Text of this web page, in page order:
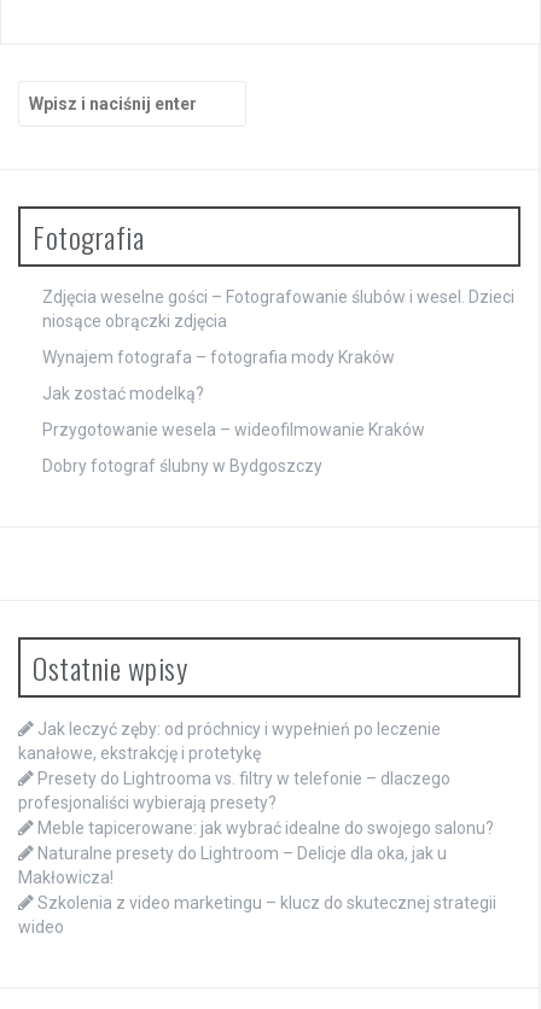
Fotografia
Zdjęcia weselne gości – Fotografowanie ślubów i wesel. Dzieci
niosące obrączki zdjęcia
Wynajem fotografa – fotografia mody Kraków
Jak zostać modelką?
Przygotowanie wesela – wideofilmowanie Kraków
Dobry fotograf ślubny w Bydgoszczy
Ostatnie wpisy
Jak leczyć zęby: od próchnicy i wypełnień po leczenie
kanałowe, ekstrakcję i protetykę
Presety do Lightrooma vs. filtry w telefonie – dlaczego
profesjonaliści wybierają presety?
Meble tapicerowane: jak wybrać idealne do swojego salonu?
Naturalne presety do Lightroom – Delicje dla oka, jak u
Makłowicza!
Szkolenia z video marketingu – klucz do skutecznej strategii
wideo